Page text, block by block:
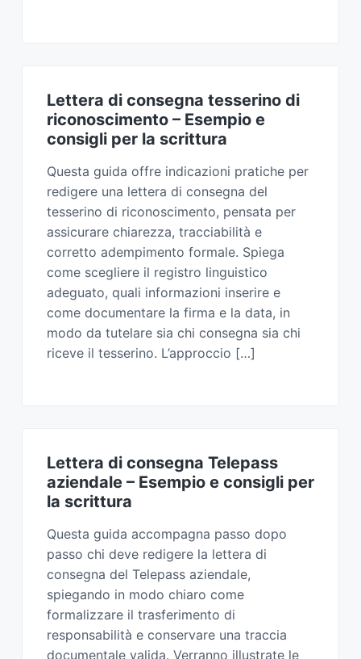
Lettera di consegna tesserino di
riconoscimento​ – Esempio e
consigli per la scrittura
Questa guida offre indicazioni pratiche per
redigere una lettera di consegna del
tesserino di riconoscimento, pensata per
assicurare chiarezza, tracciabilità e
corretto adempimento formale. Spiega
come scegliere il registro linguistico
adeguato, quali informazioni inserire e
come documentare la firma e la data, in
modo da tutelare sia chi consegna sia chi
riceve il tesserino. L’approccio […]
Lettera di consegna Telepass
aziendale​ – Esempio e consigli per
la scrittura
Questa guida accompagna passo dopo
passo chi deve redigere la lettera di
consegna del Telepass aziendale,
spiegando in modo chiaro come
formalizzare il trasferimento di
responsabilità e conservare una traccia
documentale valida. Verranno illustrate le